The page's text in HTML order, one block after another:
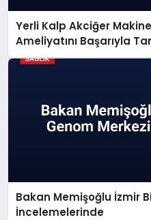
Yerli Kalp Akciğer
Ameliyatını Başarıyla
Bakan Memişoğlu İzmir
İncelemelerinde